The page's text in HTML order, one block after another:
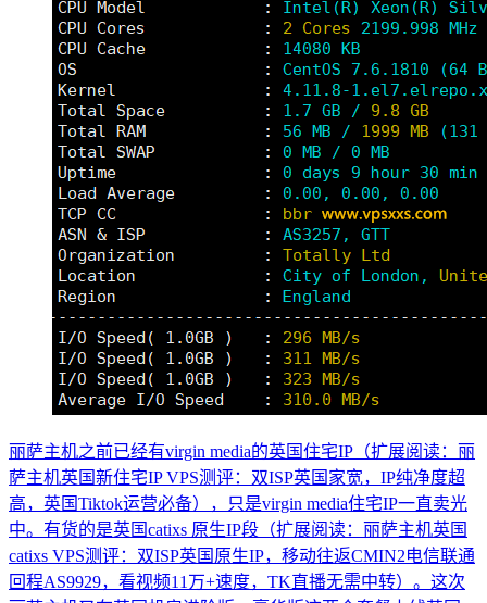
丽萨主机之前已经有virgin media的英国住宅IP（扩展阅读：丽
萨主机英国新住宅IP VPS测评：双ISP英国家宽，IP纯净度超
高，英国Tiktok运营必备），只是virgin media住宅IP一直卖光
中。有货的是英国catixs 原生IP段（扩展阅读：丽萨主机英国
catixs VPS测评：双ISP英国原生IP，移动往返CMIN2电信联通
回程AS9929，看视频11万+速度，TK直播无需中转）。这次